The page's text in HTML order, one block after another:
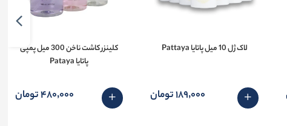
لاک ژل 10 میل پاتایا Pattaya
189٬000 تومان
کلینزر کاشت ناخن 300 میل پمپی
پاتایا Pataya
480٬000 تومان